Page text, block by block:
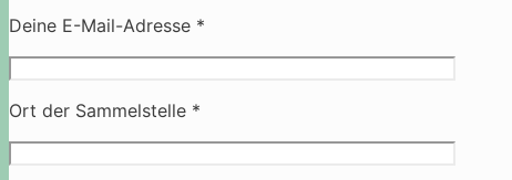
Deine E-Mail-Adresse *
Ort der Sammelstelle *